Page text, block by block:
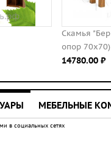
Скамья "Берген" П-03
МЕБЕЛЬНЫЕ
в социальных сетях